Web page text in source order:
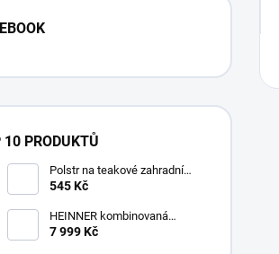
10 PRODUKTŮ
Polstr na teakové zahradní
křeslo vysoké - látka motiv
545 Kč
HEINNER kombinovaná
chladnička HF-
7 999 Kč